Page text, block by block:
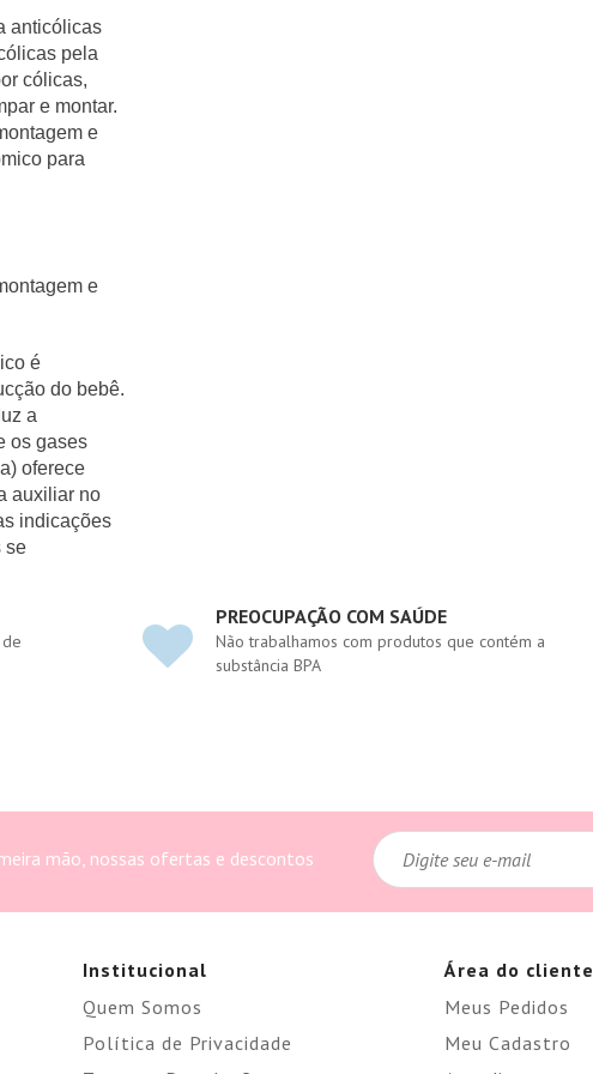
anticólicas
pela
cólicas,
e montar.
e
para
e
é
do bebê.
a
os gases
oferece
auxiliar no
indicações
se
PREOCUPAÇÃO COM SAÚDE
Não trabalhamos com produtos que contém a
substância BPA
mão, nossas ofertas e descontos
Institucional
Quem Somos
Política de Privacidade
Área do cliente
Meus Pedidos
Meu Cadastro